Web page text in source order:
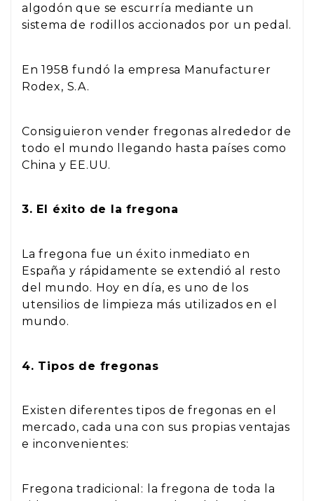
algodón que se escurría mediante un
sistema de rodillos accionados por un pedal.
En 1958 fundó la empresa Manufacturer
Rodex, S.A.
Consiguieron vender fregonas alrededor de
todo el mundo llegando hasta países como
China y EE.UU.
3. El éxito de la fregona
La fregona fue un éxito inmediato en
España y rápidamente se extendió al resto
del mundo. Hoy en día, es uno de los
utensilios de limpieza más utilizados en el
mundo.
4. Tipos de fregonas
Existen diferentes tipos de fregonas en el
mercado, cada una con sus propias ventajas
e inconvenientes:
Fregona tradicional: la fregona de toda la